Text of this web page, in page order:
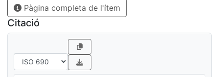
Pàgina completa de l'ítem
Citació